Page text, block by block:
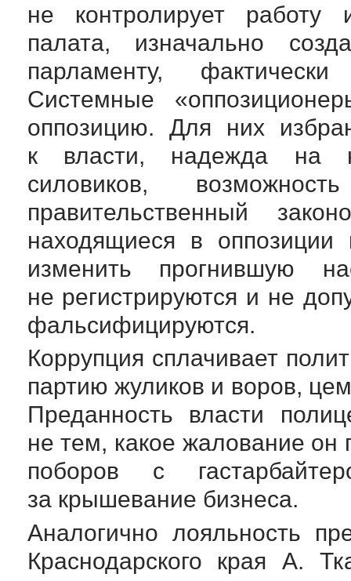
не контролирует работу
палата, изначально
парламенту, фактически
Системные
оппозицию. Для них
к власти, надежда на
силовиков,
правительственный
находящиеся в
изменить прогнившую
не регистрируются и не
фальсифицируются.
Коррупция сплачивает
партию жуликов и воров,
Преданность власти
не тем, какое жалование он
поборов с
за крышевание бизнеса.
Аналогично лояльность
Краснодарского края А.